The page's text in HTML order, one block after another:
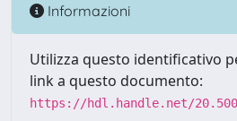
Informazioni
Utilizza questo identificativo
link a questo documento:
https://hdl.handle.net/